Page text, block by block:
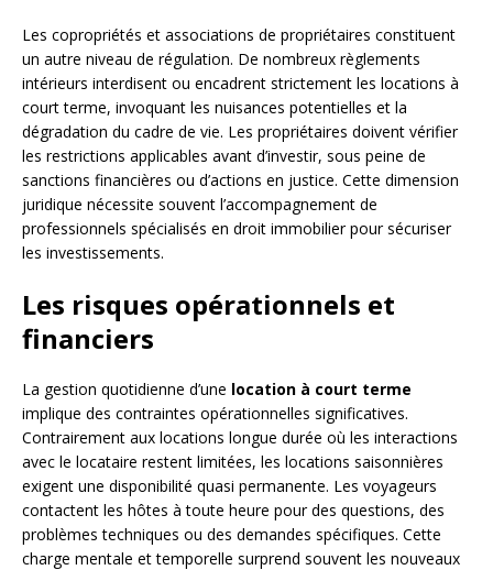
Les copropriétés et associations de propriétaires constituent
un autre niveau de régulation. De nombreux règlements
intérieurs interdisent ou encadrent strictement les locations à
court terme, invoquant les nuisances potentielles et la
dégradation du cadre de vie. Les propriétaires doivent vérifier
les restrictions applicables avant d’investir, sous peine de
sanctions financières ou d’actions en justice. Cette dimension
juridique nécessite souvent l’accompagnement de
professionnels spécialisés en droit immobilier pour sécuriser
les investissements.
Les risques opérationnels et
financiers
La gestion quotidienne d’une location à court terme
implique des contraintes opérationnelles significatives.
Contrairement aux locations longue durée où les interactions
avec le locataire restent limitées, les locations saisonnières
exigent une disponibilité quasi permanente. Les voyageurs
contactent les hôtes à toute heure pour des questions, des
problèmes techniques ou des demandes spécifiques. Cette
charge mentale et temporelle surprend souvent les nouveaux